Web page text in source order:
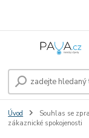
Úvod
Souhlas se
zákaznické spokojenosti